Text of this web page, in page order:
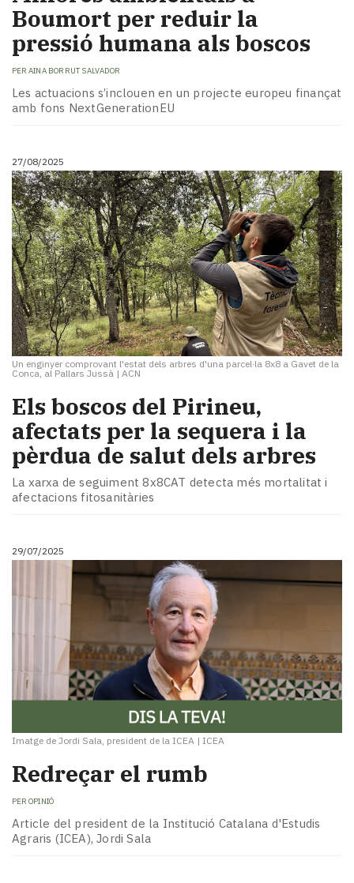
Boumort per reduir la
pressió humana als boscos
PER AINA BORRUT SALVADOR
Les actuacions s’inclouen en un projecte europeu finançat
amb fons NextGenerationEU
27/08/2025
Un enginyer comprovant l'estat dels arbres d'una parcel·la 8x8 a Gavet de la
Conca, al Pallars Jussà | ACN
​Els boscos del Pirineu,
afectats per la sequera i la
pèrdua de salut dels arbres
La xarxa de seguiment 8x8CAT detecta més mortalitat i
afectacions fitosanitàries
29/07/2025
Imatge de Jordi Sala, president de la ICEA | ICEA
Redreçar el rumb
PER OPINIÓ
Article del president de la Institució Catalana d'Estudis
Agraris (ICEA), Jordi Sala